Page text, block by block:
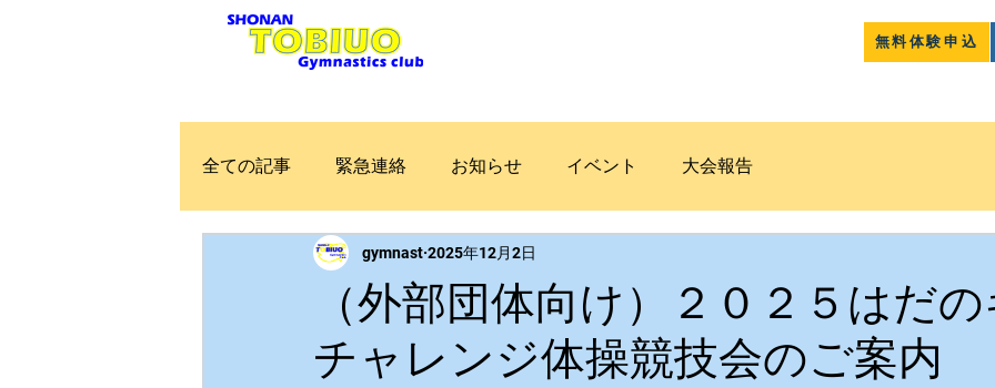
無料体験申込
全ての記事 緊急連絡 お知らせ イベント 大会報告
（外部団体向け）２０２５はだ
チャレンジ体操競技会のご案内
gymnast 2025年12月2日